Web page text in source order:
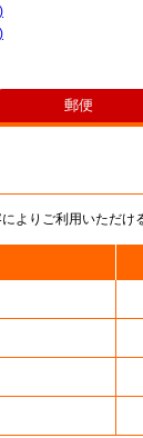
よりご利用いただけ
郵便